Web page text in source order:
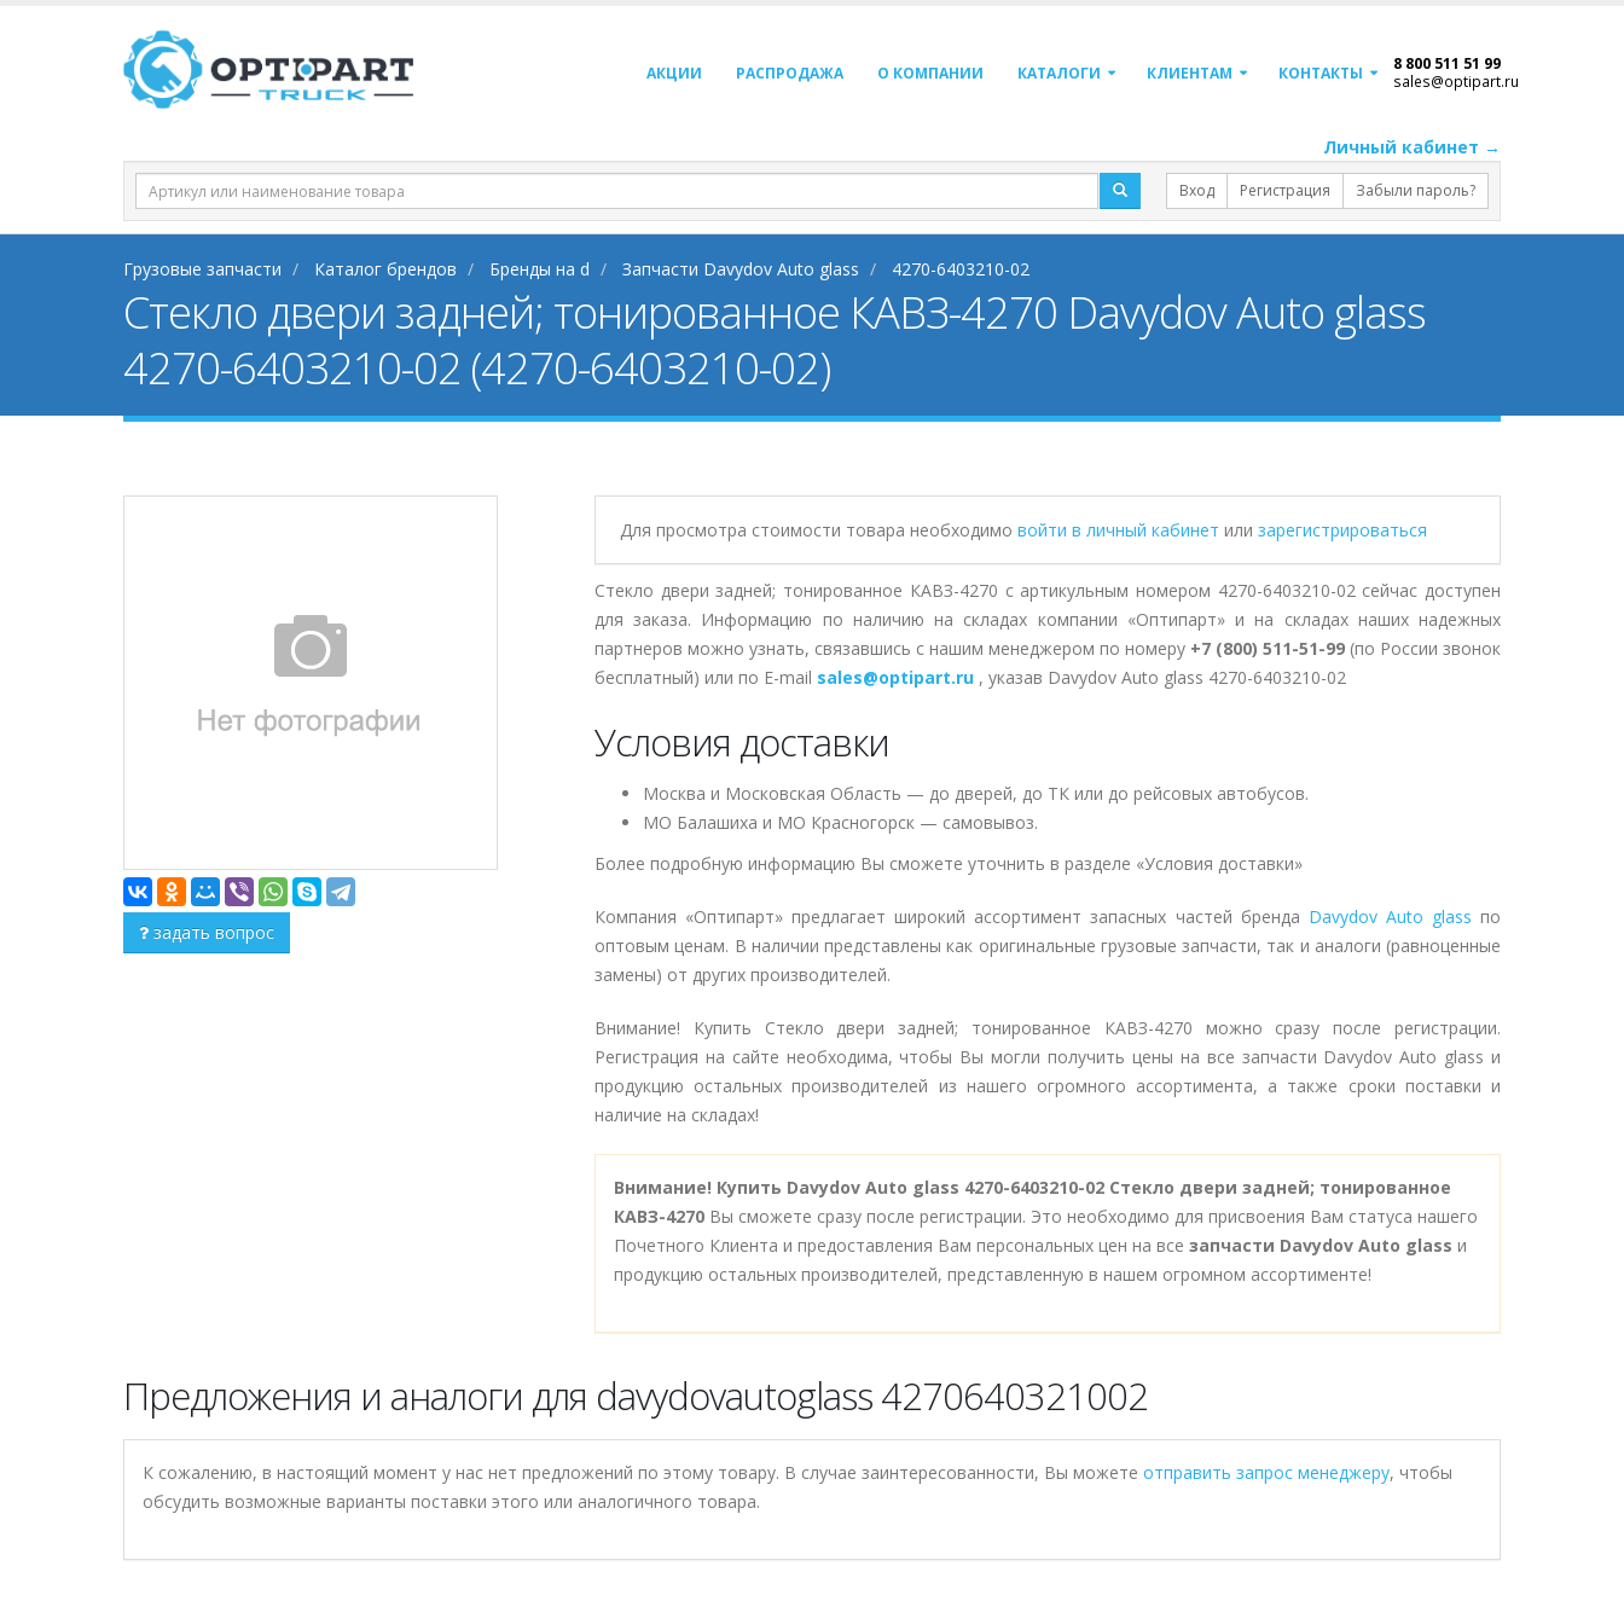
АКЦИИ РАСПРОДАЖА О КОМПАНИИ КАТАЛОГИ КЛИЕНТАМ КОНТАКТЫ 8 800 511 51 99
sales@optipart.ru
Личный кабинет →
Вход Регистрация Забыли пароль?
Грузовые запчасти Каталог брендов Бренды на d Запчасти Davydov Auto glass 4270-6403210-02
Стекло двери задней; тонированное КАВЗ-4270 Davydov Auto glass
4270-6403210-02 (4270-6403210-02)
задать вопрос
Для просмотра стоимости товара необходимо войти в личный кабинет или зарегистрироваться
Стекло двери задней; тонированное КАВЗ-4270 с артикульным номером 4270-6403210-02 сейчас доступен
для заказа. Информацию по наличию на складах компании «Оптипарт» и на складах наших надежных
партнеров можно узнать, связавшись с нашим менеджером по номеру +7 (800) 511-51-99 (по России звонок
бесплатный) или по E-mail sales@optipart.ru , указав Davydov Auto glass 4270-6403210-02
Условия доставки
Москва и Московская Область — до дверей, до ТК или до рейсовых автобусов.
МО Балашиха и МО Красногорск — самовывоз.
Более подробную информацию Вы сможете уточнить в разделе «Условия доставки»
Компания «Оптипарт» предлагает широкий ассортимент запасных частей бренда Davydov Auto glass по
оптовым ценам. В наличии представлены как оригинальные грузовые запчасти, так и аналоги (равноценные
замены) от других производителей.
Внимание! Купить Стекло двери задней; тонированное КАВЗ-4270 можно сразу после регистрации.
Регистрация на сайте необходима, чтобы Вы могли получить цены на все запчасти Davydov Auto glass и
продукцию остальных производителей из нашего огромного ассортимента, а также сроки поставки и
наличие на складах!
Внимание! Купить Davydov Auto glass 4270-6403210-02 Стекло двери задней; тонированное
КАВЗ-4270 Вы сможете сразу после регистрации. Это необходимо для присвоения Вам статуса нашего
Почетного Клиента и предоставления Вам персональных цен на все запчасти Davydov Auto glass и
продукцию остальных производителей, представленную в нашем огромном ассортименте!
Предложения и аналоги для davydovautoglass 4270640321002
К сожалению, в настоящий момент у нас нет предложений по этому товару. В случае заинтересованности, Вы можете отправить запрос менеджеру, чтобы
обсудить возможные варианты поставки этого или аналогичного товара.